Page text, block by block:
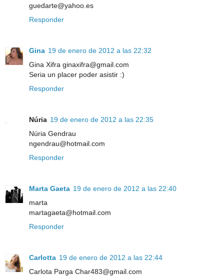
guedarte@yahoo.es
Responder
Gina 19 de enero de 2012 a las 22:32
Gina Xifra ginaxifra@gmail.com
Seria un placer poder asistir :)
Responder
Núria 19 de enero de 2012 a las 22:35
Núria Gendrau
ngendrau@hotmail.com
Responder
Marta Gaeta 19 de enero de 2012 a las 22:40
marta
martagaeta@hotmail.com
Responder
Carlotta 19 de enero de 2012 a las 22:44
Carlota Parga Char483@gmail.com